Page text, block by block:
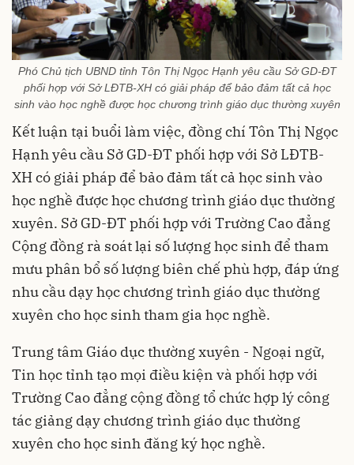
Phó Chủ tịch UBND tỉnh Tôn Thị Ngọc Hạnh yêu cầu Sở GD-ĐT
phối hợp với Sở LĐTB-XH có giải pháp để bảo đảm tất cả học
sinh vào học nghề được học chương trình giáo dục thường xuyên
Kết luận tại buổi làm việc, đồng chí Tôn Thị Ngọc
Hạnh yêu cầu Sở GD-ĐT phối hợp với Sở LĐTB-
XH có giải pháp để bảo đảm tất cả học sinh vào
học nghề được học chương trình giáo dục thường
xuyên. Sở GD-ĐT phối hợp với Trường Cao đẳng
Cộng đồng rà soát lại số lượng học sinh để tham
mưu phân bổ số lượng biên chế phù hợp, đáp ứng
nhu cầu dạy học chương trình giáo dục thường
xuyên cho học sinh tham gia học nghề.
Trung tâm Giáo dục thường xuyên - Ngoại ngữ,
Tin học tỉnh tạo mọi điều kiện và phối hợp với
Trường Cao đẳng cộng đồng tổ chức hợp lý công
tác giảng dạy chương trình giáo dục thường
xuyên cho học sinh đăng ký học nghề.